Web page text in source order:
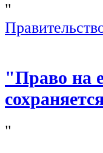
"
"Право на
"